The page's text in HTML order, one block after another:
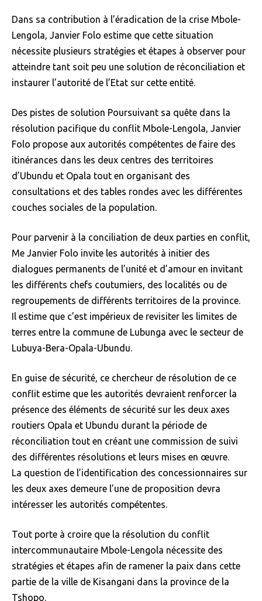
Dans sa contribution à l’éradication de la crise Mbole-
Lengola, Janvier Folo estime que cette situation
nécessite plusieurs stratégies et étapes à observer pour
atteindre tant soit peu une solution de réconciliation et
instaurer l’autorité de l’Etat sur cette entité.
Des pistes de solution Poursuivant sa quête dans la
résolution pacifique du conflit Mbole-Lengola, Janvier
Folo propose aux autorités compétentes de faire des
itinérances dans les deux centres des territoires
d’Ubundu et Opala tout en organisant des
consultations et des tables rondes avec les différentes
couches sociales de la population.
Pour parvenir à la conciliation de deux parties en conflit,
Me Janvier Folo invite les autorités à initier des
dialogues permanents de l’unité et d’amour en invitant
les différents chefs coutumiers, des localités ou de
regroupements de différents territoires de la province.
Il estime que c’est impérieux de revisiter les limites de
terres entre la commune de Lubunga avec le secteur de
Lubuya-Bera-Opala-Ubundu.
En guise de sécurité, ce chercheur de résolution de ce
conflit estime que les autorités devraient renforcer la
présence des éléments de sécurité sur les deux axes
routiers Opala et Ubundu durant la période de
réconciliation tout en créant une commission de suivi
des différentes résolutions et leurs mises en œuvre.
La question de l’identification des concessionnaires sur
les deux axes demeure l’une de proposition devra
intéresser les autorités compétentes.
Tout porte à croire que la résolution du conflit
intercommunautaire Mbole-Lengola nécessite des
stratégies et étapes afin de ramener la paix dans cette
partie de la ville de Kisangani dans la province de la
Tshopo.